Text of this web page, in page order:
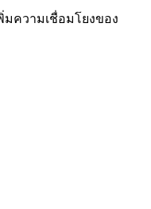
ความเชื่อมโยงของ